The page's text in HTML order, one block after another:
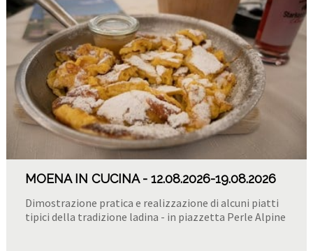
MOENA IN CUCINA 12.08.2026-19.08.2026
Dimostrazione pratica e realizzazione di alcuni piatti
tipici della tradizione ladina - in piazzetta Perle Alpine